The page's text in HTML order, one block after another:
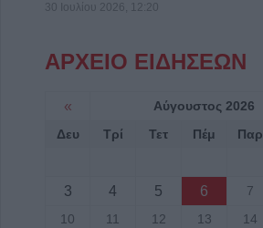
30 Ιουλίου 2026, 12:20
ΑΡΧΕΙΟ ΕΙΔΗΣΕΩΝ
« Αύγουστος 2026
Δευ Τρί Τετ Πέμ Παρ
3
4 5 6 7
10
11 12 13 14